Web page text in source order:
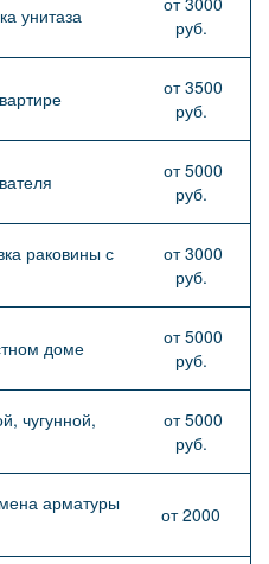
унитаза
руб.
от 3500
руб.
от 5000
руб.
раковины с
от 3000
руб.
доме
от 5000
руб.
чугунной,
от 5000
руб.
арматуры
от 2000